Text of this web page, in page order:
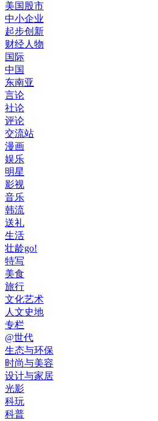
美国股市
中小企业
起步创新
财经人物
国际
中国
东南亚
言论
社论
评论
交流站
漫画
娱乐
明星
影视
音乐
韩流
送礼
生活
壮龄go!
特写
美食
旅行
文化艺术
人文史地
专栏
@世代
生态与环保
时尚与美容
设计与家居
光影
科玩
科普